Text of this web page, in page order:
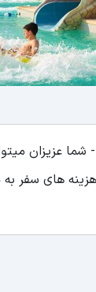
- شما عزیزان
های سفر